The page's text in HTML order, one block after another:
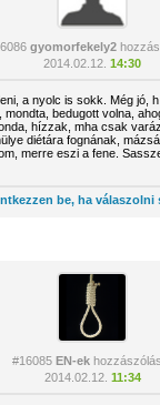
gyomorfekely2
2014.02.12. 14:30
a nyolc is sokk. Még jó,
mondta, bedugott volna,
hízzak, mha csak
diétára fognának,
merre eszi a fene.
be, ha válaszolni
#16085 EN-ek
2014.02.12. 11:34